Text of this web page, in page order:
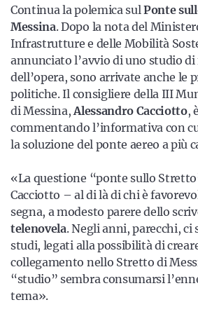
Resta sempre aggiornato con le ultime
nostra newsletter
Iscriviti
Continua la polemica sulPonte
Messina. Dopo la nota del
Infrastrutture e delle Mobilità
annunciato l’avvio di uno studio
dell’opera, sono arrivate anche le
politiche. Il consigliere della III
di Messina,Alessandro Cacciotto,
commentando l’informativa con
la soluzione del ponte aereo a più
«La questione “ponte sullo
Cacciotto – al di là di chi è
segna, a modesto parere dello
telenovela. Negli anni, parecchi,
studi, legati alla possibilità di
collegamento nello Stretto di
“studio” sembra consumarsi
tema».